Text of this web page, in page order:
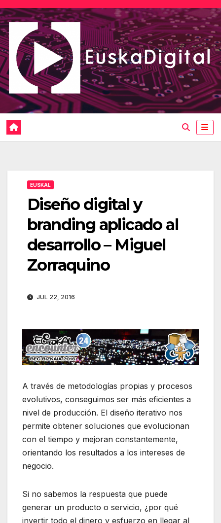
Saltar
al
contenido
EUSKAL
Diseño digital y
branding aplicado al
desarrollo – Miguel
Zorraquino
JUL 22, 2016
A través de metodologías propias y procesos
evolutivos, conseguimos ser más eficientes a
nivel de producción. El diseño iterativo nos
permite obtener soluciones que evolucionan
con el tiempo y mejoran constantemente,
orientando los resultados a los intereses de
negocio.
Si no sabemos la respuesta que puede
generar un producto o servicio, ¿por qué
invertir todo el dinero y esfuerzo en llegar al